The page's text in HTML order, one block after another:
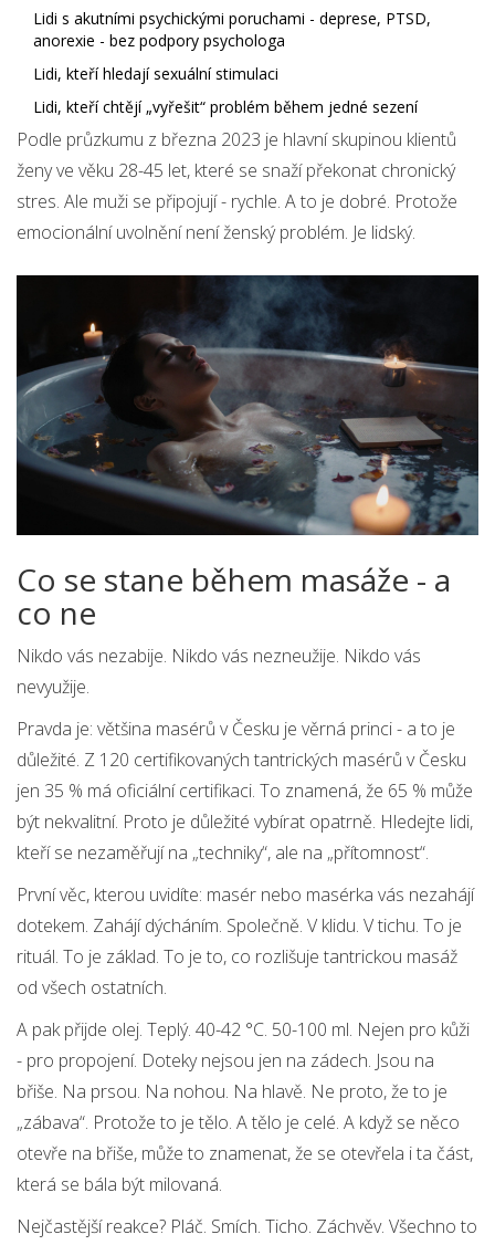
Lidi s akutními psychickými poruchami - deprese, PTSD,
anorexie - bez podpory psychologa
Lidi, kteří hledají sexuální stimulaci
Lidi, kteří chtějí „vyřešit“ problém během jedné sezení
Podle průzkumu z března 2023 je hlavní skupinou klientů
ženy ve věku 28-45 let, které se snaží překonat chronický
stres. Ale muži se připojují - rychle. A to je dobré. Protože
emocionální uvolnění není ženský problém. Je lidský.
Co se stane během masáže - a
co ne
Nikdo vás nezabije. Nikdo vás nezneužije. Nikdo vás
nevyužije.
Pravda je: většina masérů v Česku je věrná princi - a to je
důležité. Z 120 certifikovaných tantrických masérů v Česku
jen 35 % má oficiální certifikaci. To znamená, že 65 % může
být nekvalitní. Proto je důležité vybírat opatrně. Hledejte lidi,
kteří se nezaměřují na „techniky“, ale na „přítomnost“.
První věc, kterou uvidíte: masér nebo masérka vás nezahájí
dotekem. Zahájí dýcháním. Společně. V klidu. V tichu. To je
rituál. To je základ. To je to, co rozlišuje tantrickou masáž
od všech ostatních.
A pak přijde olej. Teplý. 40-42 °C. 50-100 ml. Nejen pro kůži
- pro propojení. Doteky nejsou jen na zádech. Jsou na
břiše. Na prsou. Na nohou. Na hlavě. Ne proto, že to je
„zábava“. Protože to je tělo. A tělo je celé. A když se něco
otevře na břiše, může to znamenat, že se otevřela i ta část,
která se bála být milovaná.
Nejčastější reakce? Pláč. Smích. Ticho. Záchvěv. Všechno to